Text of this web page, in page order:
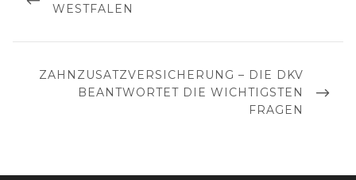
POST
WESTFALEN
NEXT
ZAHNZUSATZVERSICHERUNG – DIE DKV
BEANTWORTET DIE WICHTIGSTEN
FRAGEN